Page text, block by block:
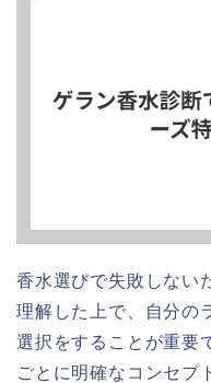
香水選びで失敗しない
理解した上で、自分の
選択をすることが重要
ごとに明確なコンセプ